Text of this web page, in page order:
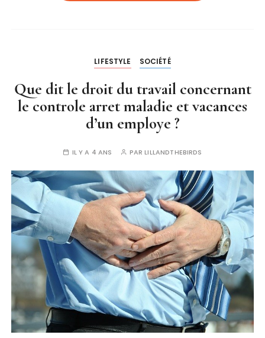
LIFESTYLE SOCIÉTÉ
Que dit le droit du travail concernant
le controle arret maladie et vacances
d’un employe ?
IL Y A 4 ANS PARLILLANDTHEBIRDS